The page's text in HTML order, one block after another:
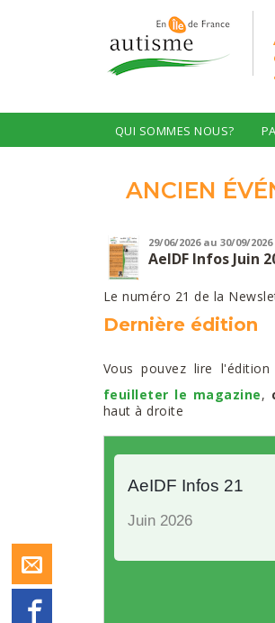
QUI SOMMES NOUS?
ANCIEN
29/06/2026au 30/09/2026
AeIDF Infos Juin
Le numéro 21 de la
Dernière édition
Vous pouvez lire
feuilleter le magazine,
haut à droite